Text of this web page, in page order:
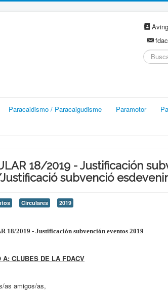
Paracaidismo / Paracaigudisme Paramotor
18/2019 - Justificación
subvenció
Circulares 2019
18/2019 - Justificación subvención eventos 2019
A: CLUBES DE LA FDACV
as amigos/as,